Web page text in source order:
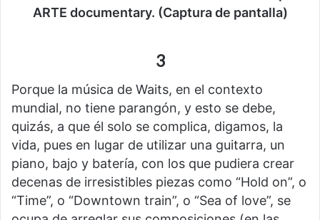
ARTE documentary. (Captura de pantalla)
3
Porque la música de Waits, en el contexto
mundial, no tiene parangón, y esto se debe,
quizás, a que él solo se complica, digamos, la
vida, pues en lugar de utilizar una guitarra, un
piano, bajo y batería, con los que pudiera crear
decenas de irresistibles piezas como “Hold on”, o
“Time”, o “Downtown train”, o “Sea of love”, se